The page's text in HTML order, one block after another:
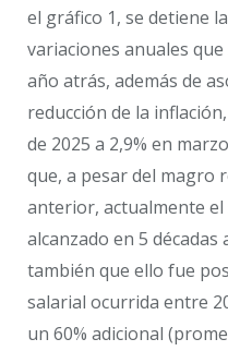
el gráfico 1, se detiene
variaciones anuales
año atrás, además de
reducción de la
de 2025 a 2,9% en
que, a pesar del magro
anterior, actualmente
alcanzado en 5
también que ello fue
salarial ocurrida entre
un 60% adicional